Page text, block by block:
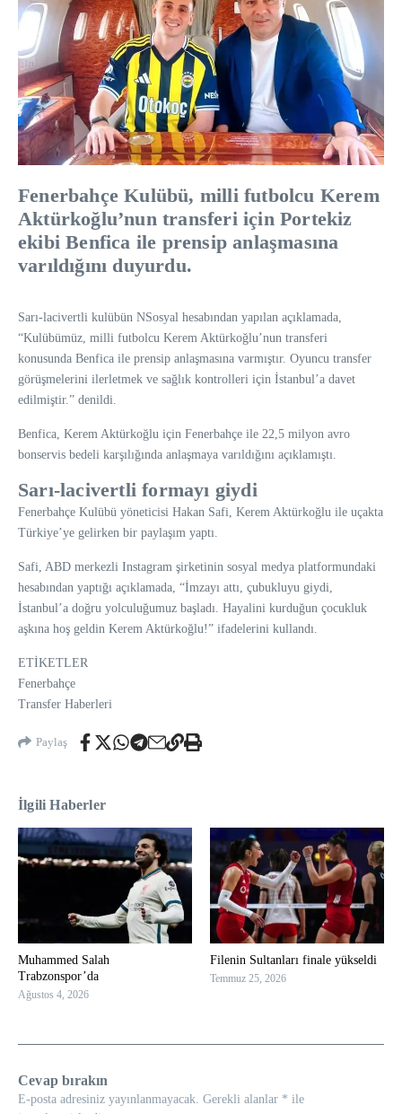
Fenerbahçe Kulübü, milli futbolcu Kerem
Aktürkoğlu’nun transferi için Portekiz
ekibi Benfica ile prensip anlaşmasına
varıldığını duyurdu.
Sarı-lacivertli kulübün NSosyal hesabından yapılan açıklamada,
“Kulübümüz, milli futbolcu Kerem Aktürkoğlu’nun transferi
konusunda Benfica ile prensip anlaşmasına varmıştır. Oyuncu transfer
görüşmelerini ilerletmek ve sağlık kontrolleri için İstanbul’a davet
edilmiştir.” denildi.
Benfica, Kerem Aktürkoğlu için Fenerbahçe ile 22,5 milyon avro
bonservis bedeli karşılığında anlaşmaya varıldığını açıklamıştı.
Sarı-lacivertli formayı giydi
Fenerbahçe Kulübü yöneticisi Hakan Safi, Kerem Aktürkoğlu ile uçakta
Türkiye’ye gelirken bir paylaşım yaptı.
Safi, ABD merkezli Instagram şirketinin sosyal medya platformundaki
hesabından yaptığı açıklamada, “İmzayı attı, çubukluyu giydi,
İstanbul’a doğru yolculuğumuz başladı. Hayalini kurduğun çocukluk
aşkına hoş geldin Kerem Aktürkoğlu!” ifadelerini kullandı.
ETİKETLER
Fenerbahçe
Transfer Haberleri
Paylaş
İlgili Haberler
Muhammed Salah
Trabzonspor’da
Ağustos 4, 2026
Filenin Sultanları finale yükseldi
Temmuz 25, 2026
Cevap bırakın
E-posta adresiniz yayınlanmayacak. Gerekli alanlar * ile